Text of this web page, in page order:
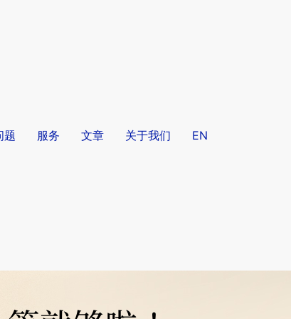
题 服务 文章 关于我们 EN